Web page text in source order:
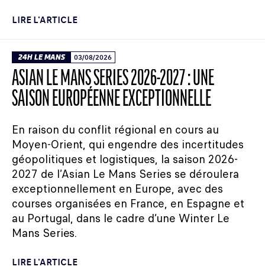
LIRE L'ARTICLE
24H LE MANS 03/08/2026
ASIAN LE MANS SERIES 2026-2027 : UNE
SAISON EUROPÉENNE EXCEPTIONNELLE
En raison du conflit régional en cours au
Moyen-Orient, qui engendre des incertitudes
géopolitiques et logistiques, la saison 2026-
2027 de l’Asian Le Mans Series se déroulera
exceptionnellement en Europe, avec des
courses organisées en France, en Espagne et
au Portugal, dans le cadre d’une Winter Le
Mans Series.
LIRE L'ARTICLE